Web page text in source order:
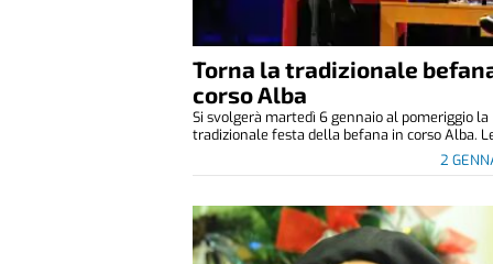
Torna la tradizionale
corso Alba
2
Si svolgerà martedì 6 gennaio al pomeriggio la
tradizionale festa della befana in corso Alba.